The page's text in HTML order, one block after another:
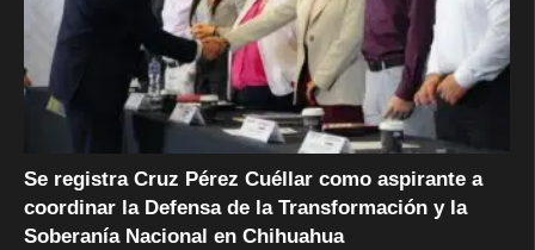
Se registra Cruz Pérez Cuéllar como aspirante a
coordinar la Defensa de la Transformación y la
Soberanía Nacional en Chihuahua